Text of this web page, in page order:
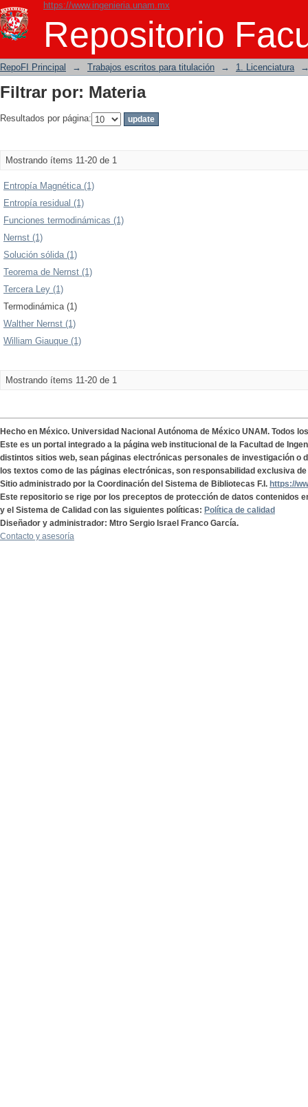
https://www.ingenieria.unam.mx
Repositorio
Filtrar por: Materia
RepoFI Principal → Trabajos escritos para titulación → 1. Licenciatura
Filtrar por: Materia
Resultados por página:
Mostrando ítems 11-20 de 1
Entropía Magnética (1)
Entropía residual (1)
Funciones termodinámicas (1)
Nernst (1)
Solución sólida (1)
Teorema de Nernst (1)
Tercera Ley (1)
Termodinámica (1)
Walther Nernst (1)
William Giauque (1)
Mostrando ítems 11-20 de 1
Hecho en México. Universidad Nacional Autónoma de México UNAM. Todos
Este es un portal integrado a la página web institucional de la Facultad de
distintos sitios web, sean páginas electrónicas personales de investigación o
los textos como de las páginas electrónicas, son responsabilidad exclusiva
Sitio administrado por la Coordinación del Sistema de Bibliotecas F.I. https://
Este repositorio se rige por los preceptos de protección de datos contenidos
y el Sistema de Calidad con las siguientes políticas: Política de calidad
Diseñador y administrador: Mtro Sergio Israel Franco García.
Contacto y asesoría